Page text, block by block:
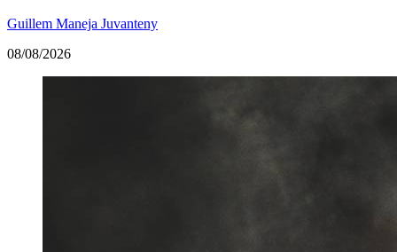
Guillem Maneja Juvanteny
08/08/2026